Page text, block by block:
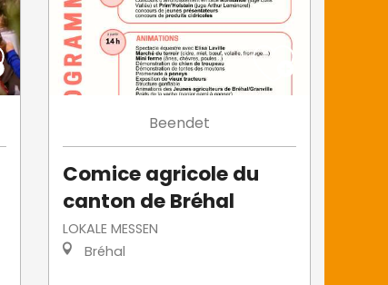
Beendet
Comice agricole du
canton de Bréhal
LOKALE MESSEN
Bréhal